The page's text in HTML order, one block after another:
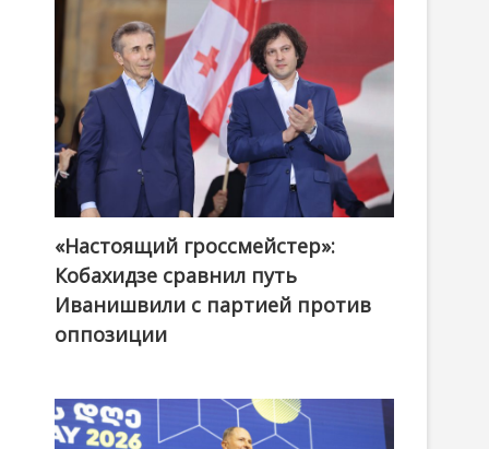
@ქართული ოცნება / Georgian Dream
«Настоящий гроссмейстер»:
Кобахидзе сравнил путь
Иванишвили с партией против
оппозиции